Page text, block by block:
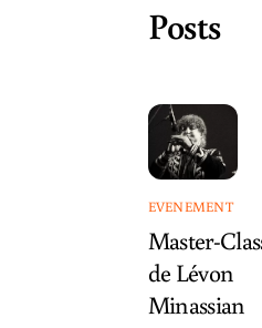
Posts
EVENEMENT
Master-
de Lévon
Minassian